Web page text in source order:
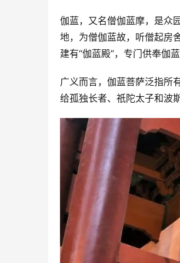
伽蓝，又名僧伽蓝摩，是众
地，为僧伽蓝故，听僧起房
建有“伽蓝殿”，专门供奉伽蓝
广义而言，伽蓝菩萨泛指所
给孤独长者、祇陀太子和波